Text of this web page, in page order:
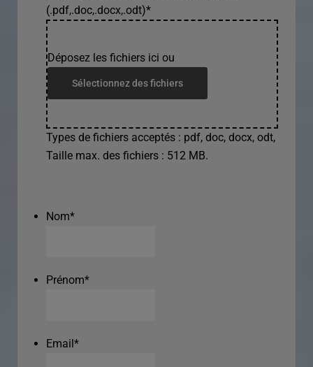
(.pdf,.doc,.docx,.odt)*
Déposez les fichiers ici ou
Sélectionnez des fichiers
Types de fichiers acceptés : pdf, doc, docx, odt,
Taille max. des fichiers : 512 MB.
Nom*
Prénom*
Email*